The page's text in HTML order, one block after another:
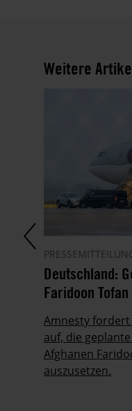
Weitere
Deutschland:
Faridoon
Amnesty
auf, die
Afghanen
auszusetzen.